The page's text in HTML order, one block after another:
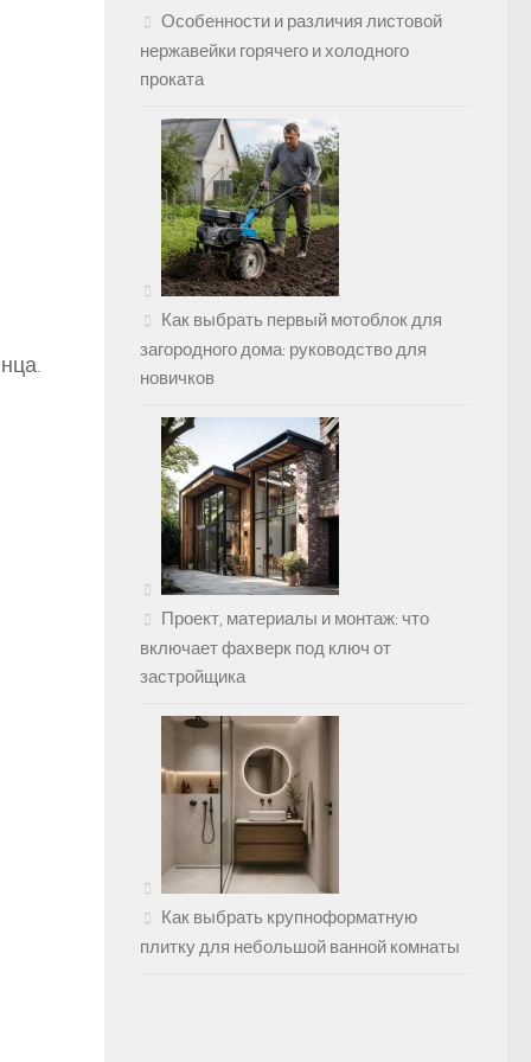
Особенности и различия листовой
нержавейки горячего и холодного
проката
Как выбрать первый мотоблок для
загородного дома: руководство для
новичков
Проект, материалы и монтаж: что
включает фахверк под ключ от
застройщика
Как выбрать крупноформатную
плитку для небольшой ванной комнаты